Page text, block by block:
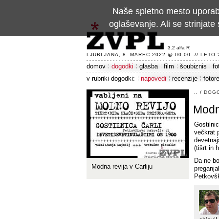
3.2 alfa R
LJUBLJANA, 8. MAREC 2022 @ 00:00 ://
domov dogodki glasba film šoubiznis
v rubriki dogodki:
napovedi recenzije
/
večkrat
(tišrt in
Da ne
Modna revija v Carliju
Naše spletno mesto
oglaševanje. Ali se